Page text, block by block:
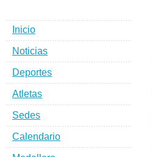
Inicio
Noticias
Deportes
Atletas
Sedes
Calendario